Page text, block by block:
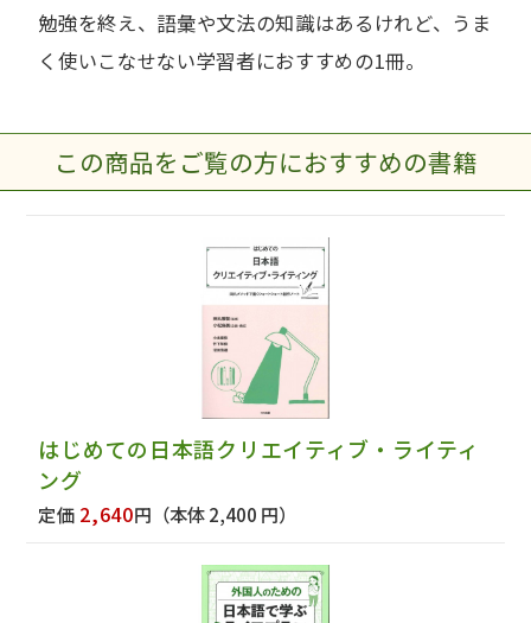
勉強を終え、語彙や文法の知識はあるけれど、うま
く使いこなせない学習者におすすめの1冊。
この商品をご覧の方におすすめの書籍
はじめての日本語クリエイティブ・ライティ
ング
定価 2,640円 （本体 2,400 円）